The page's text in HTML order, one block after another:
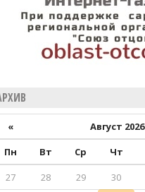
«
Август 2026
Пн
Вт Ср Чт
27
28 29 30